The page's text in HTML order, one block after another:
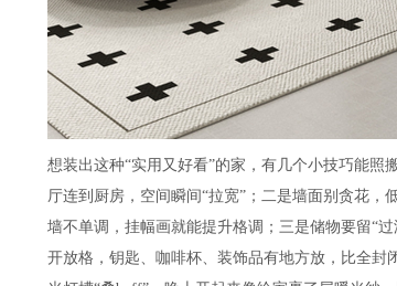
想装出这种“实用又好看”的家，有几个小技巧能
厅连到厨房，空间瞬间“拉宽”；二是墙面别贪花，
墙不单调，挂幅画就能提升格调；三是储物要留“
开放格，钥匙、咖啡杯、装饰品有地方放，比全封